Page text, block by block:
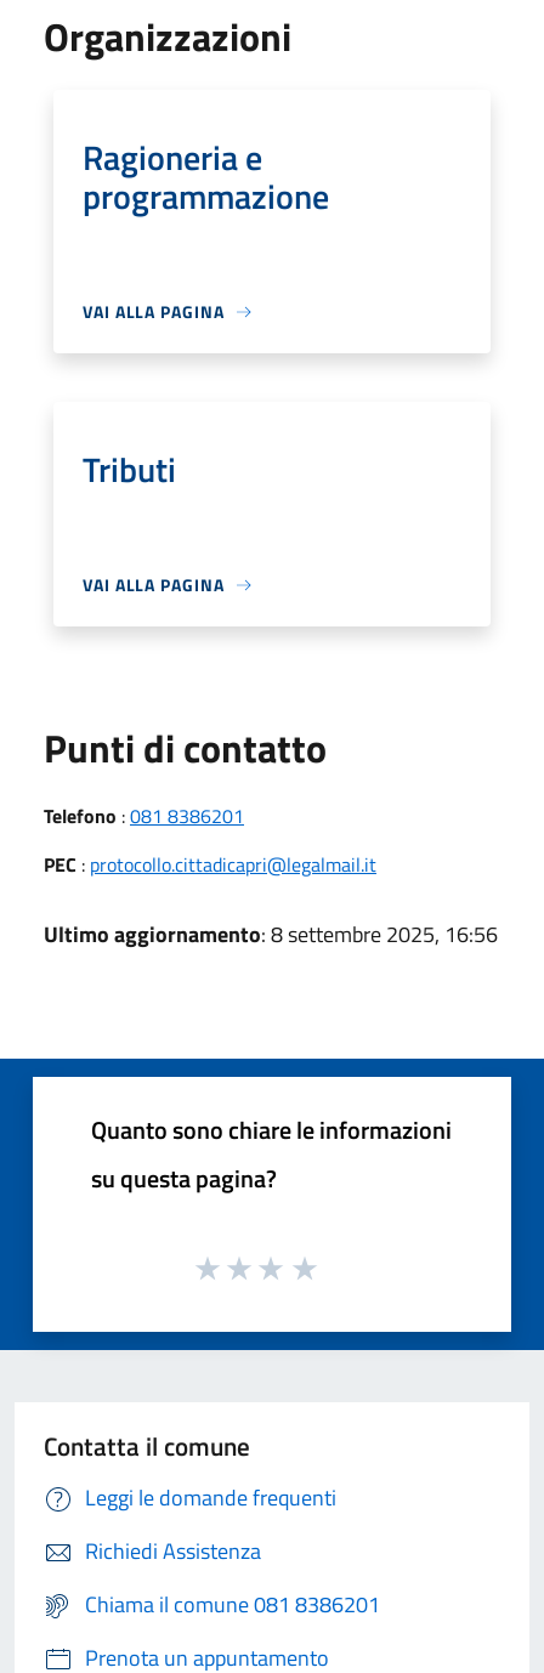
Organizzazioni
Ragioneria e
programmazione
VAI ALLA PAGINA
Tributi
VAI ALLA PAGINA
Punti di contatto
Telefono :081 8386201
PEC : protocollo.cittadicapri@legalmail.it
Ultimo aggiornamento: 8 settembre 2025, 16:56
Quanto sono chiare le informazioni
su questa pagina?
Contatta il comune
Leggi le domande frequenti
Richiedi Assistenza
Chiama il comune 081 8386201
Prenota un appuntamento